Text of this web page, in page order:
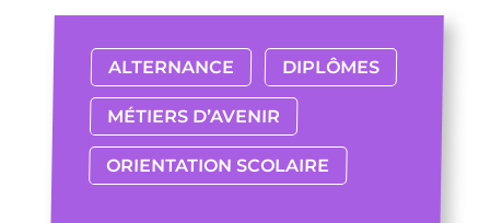
ALTERNANCE DIPLÔMES
MÉTIERS D’AVENIR
ORIENTATION SCOLAIRE